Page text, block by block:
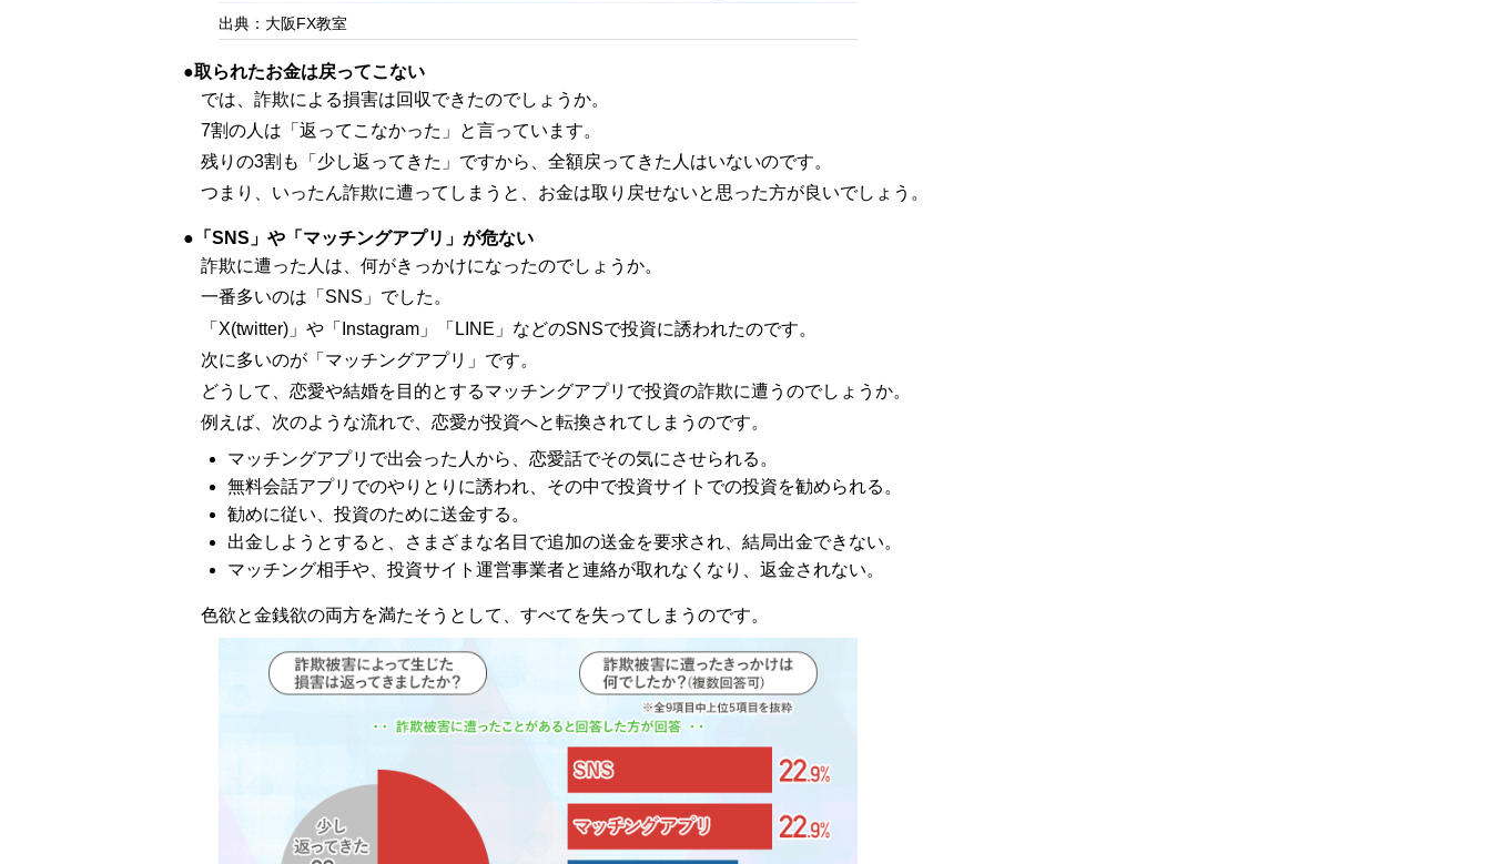
出典：大阪FX教室
取られたお金は戻ってこない
では、詐欺による損害は回収できたのでしょうか。
7割の人は「返ってこなかった」と言っています。
残りの3割も「少し返ってきた」ですから、全額戻ってきた人はいないのです。
つまり、いったん詐欺に遭ってしまうと、お金は取り戻せないと思った方が良いでしょう。
「SNS」や「マッチングアプリ」が危ない
詐欺に遭った人は、何がきっかけになったのでしょうか。
一番多いのは「SNS」でした。
「X(twitter)」や「Instagram」「LINE」などのSNSで投資に誘われたのです。
次に多いのが「マッチングアプリ」です。
どうして、恋愛や結婚を目的とするマッチングアプリで投資の詐欺に遭うのでしょうか。
例えば、次のような流れで、恋愛が投資へと転換されてしまうのです。
マッチングアプリで出会った人から、恋愛話でその気にさせられる。
無料会話アプリでのやりとりに誘われ、その中で投資サイトでの投資を勧められる。
勧めに従い、投資のために送金する。
出金しようとすると、さまざまな名目で追加の送金を要求され、結局出金できない。
マッチング相手や、投資サイト運営事業者と連絡が取れなくなり、返金されない。
色欲と金銭欲の両方を満たそうとして、すべてを失ってしまうのです。